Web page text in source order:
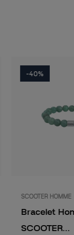
SCOOTER HOMME
Bracelet
SCOOTER...
-40%